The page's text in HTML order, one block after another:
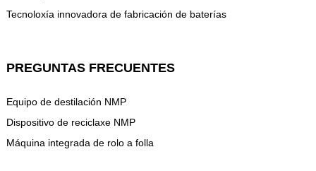
Tecnoloxía innovadora de fabricación de baterías
PREGUNTAS FRECUENTES
Equipo de destilación NMP
Dispositivo de reciclaxe NMP
Máquina integrada de rolo a folla